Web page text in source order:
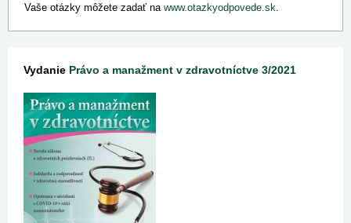
Vaše otázky môžete zadať na www.otazkyodpovede.sk.
Vydanie Právo a manažment v zdravotníctve 3/2021